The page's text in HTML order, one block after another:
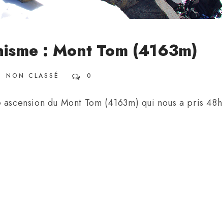
: Mont Tom (4163m)
NON CLASSÉ 0
du Mont Tom (4163m) qui nous a pris 48h